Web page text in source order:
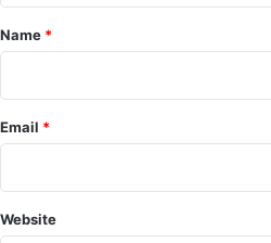
*
Name *
Email *
Website